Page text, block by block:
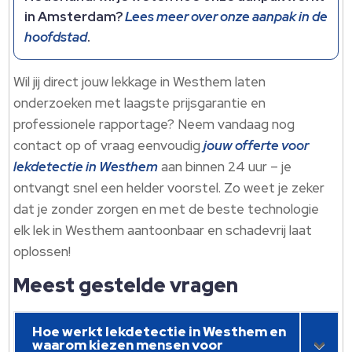
in Amsterdam?Lees meer over onze aanpak in de
hoofdstad.​
Wil jij direct jouw lekkage in Westhem laten
onderzoeken met laagste prijsgarantie en
professionele rapportage? Neem vandaag nog
contact op of vraag eenvoudigjouw offerte voor
lekdetectie in Westhemaan binnen 24 uur – je
ontvangt snel een helder voorstel.​ Zo weet je zeker
dat je zonder zorgen en met de beste technologie
elk lek in Westhem aantoonbaar en schadevrij laat
oplossen!
Meest gestelde vragen
Hoe werkt lekdetectie in Westhem en
waarom kiezen mensen voor